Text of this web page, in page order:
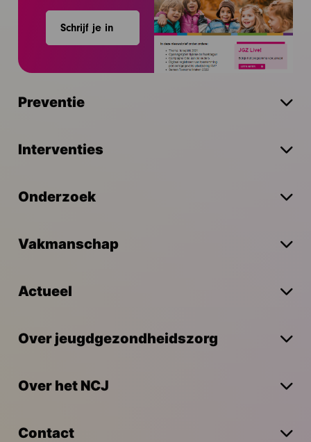
Schrijf je in
Preventie
Interventies
Onderzoek
Vakmanschap
Actueel
Over jeugdgezondheidszorg
Over het NCJ
Contact